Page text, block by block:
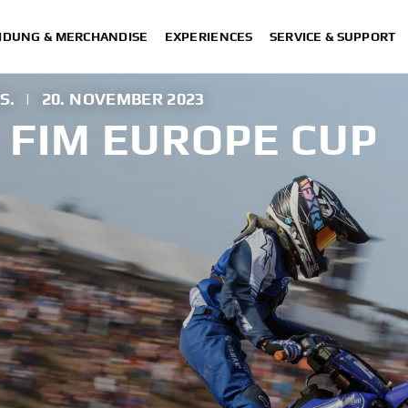
& MERCHANDISE EXPERIENCES SERVICE & SUPPORT
| 20. NOVEMBER 2023
EUROPE CUP